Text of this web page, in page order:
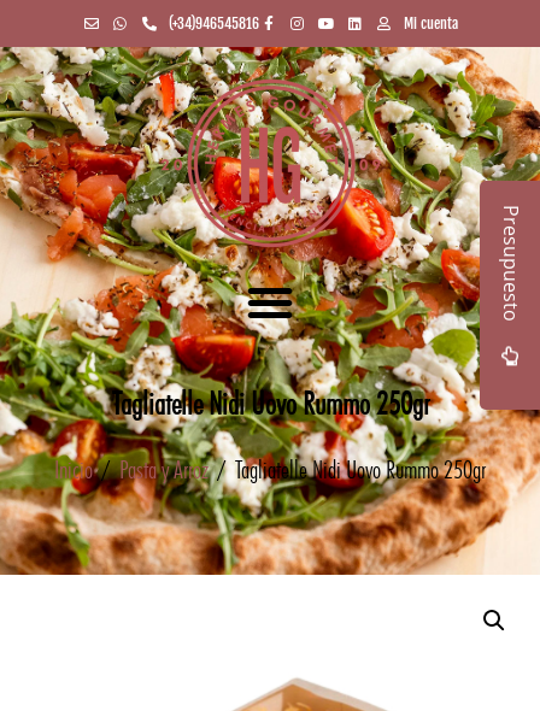
(+34)946545816 Mi cuenta
Tagliatelle Nidi Uovo Rummo 250gr
Inicio/Pasta y Arroz/ Tagliatelle Nidi Uovo Rummo 250gr
Presupuesto